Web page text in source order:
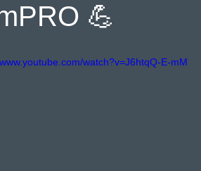
💪
watch?v=J6htqQ-E-mM